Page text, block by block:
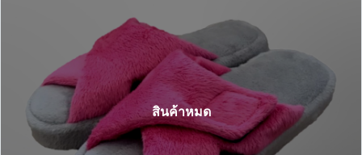
สินค้าหมด